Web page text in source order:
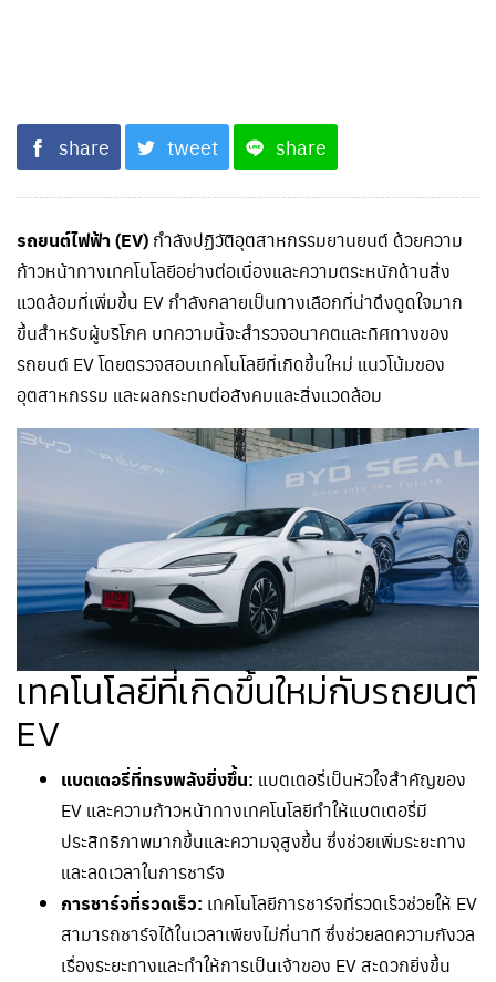
share tweet share
รถยนต์ไฟฟ้า (EV) กำลังปฏิวัติอุตสาหกรรมยานยนต์ ด้วยความ
ก้าวหน้าทางเทคโนโลยีอย่างต่อเนื่องและความตระหนักด้านสิ่ง
แวดล้อมที่เพิ่มขึ้น EV กำลังกลายเป็นทางเลือกที่น่าดึงดูดใจมาก
ขึ้นสำหรับผู้บริโภค บทความนี้จะสำรวจอนาคตและทิศทางของ
รถยนต์ EV โดยตรวจสอบเทคโนโลยีที่เกิดขึ้นใหม่ แนวโน้มของ
อุตสาหกรรม และผลกระทบต่อสังคมและสิ่งแวดล้อม
เทคโนโลยีที่เกิดขึ้นใหม่กับรถยนต์
EV
แบตเตอรี่ที่ทรงพลังยิ่งขึ้น: แบตเตอรี่เป็นหัวใจสำคัญของ
EV และความก้าวหน้าทางเทคโนโลยีทำให้แบตเตอรี่มี
ประสิทธิภาพมากขึ้นและความจุสูงขึ้น ซึ่งช่วยเพิ่มระยะทาง
และลดเวลาในการชาร์จ
การชาร์จที่รวดเร็ว: เทคโนโลยีการชาร์จที่รวดเร็วช่วยให้ EV
สามารถชาร์จได้ในเวลาเพียงไม่กี่นาที ซึ่งช่วยลดความกังวล
เรื่องระยะทางและทำให้การเป็นเจ้าของ EV สะดวกยิ่งขึ้น